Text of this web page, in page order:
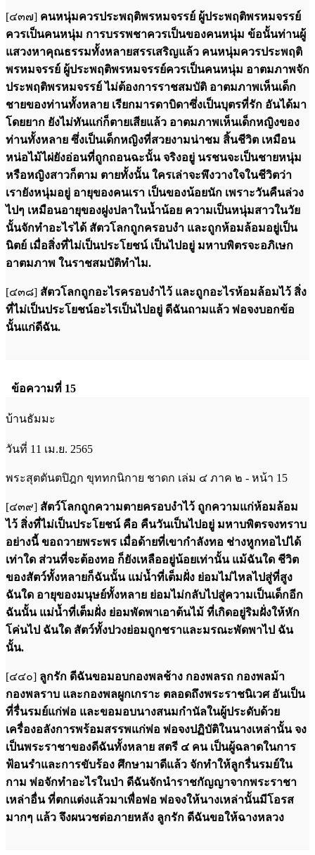
[๔๓๗] คนหนุ่มควรประพฤติพรหมจรรย์ ผู้ประพฤติพรหมจรรย์
ควรเป็นคนหนุ่ม การบรรพชาควรเป็นของคนหนุ่ม ข้อนั้นท่านผู้
แสวงหาคุณธรรมทั้งหลายสรรเสริญแล้ว คนหนุ่มควรประพฤติ
พรหมจรรย์ ผู้ประพฤติพรหมจรรย์ควรเป็นคนหนุ่ม อาตมภาพจัก
ประพฤติพรหมจรรย์ ไม่ต้องการราชสมบัติ อาตมภาพเห็นเด็ก
ชายของท่านทั้งหลาย เรียกมารดาบิดาซึ่งเป็นบุตรที่รัก อันได้มา
โดยยาก ยังไม่ทันแก่ก็ตายเสียแล้ว อาตมภาพเห็นเด็กหญิงของ
ท่านทั้งหลาย ซึ่งเป็นเด็กหญิงที่สวยงามน่าชม สิ้นชีวิต เหมือน
หน่อไม้ไผ่ยังอ่อนที่ถูกถอนฉะนั้น จริงอยู่ นรชนจะเป็นชายหนุ่ม
หรือหญิงสาวก็ตาม ตายทั้งนั้น ใครเล่าจะพึงวางใจในชีวิตว่า
เรายังหนุ่มอยู่ อายุของคนเรา เป็นของน้อยนัก เพราะวันคืนล่วง
ไปๆ เหมือนอายุของฝูงปลาในน้ำน้อย ความเป็นหนุ่มสาวในวัย
นั้นจักทำอะไรได้ สัตวโลกถูกครอบงำ และถูกห้อมล้อมอยู่เป็น
นิตย์ เมื่อสิ่งที่ไม่เป็นประโยชน์ เป็นไปอยู่ มหาบพิตรจะอภิเษก
อาตมภาพ ในราชสมบัติทำไม.
[๔๓๘] สัตวโลกถูกอะไรครอบงำไว้ และถูกอะไรห้อมล้อมไว้ สิ่ง
ที่ไม่เป็นประโยชน์อะไรเป็นไปอยู่ ดีฉันถามแล้ว พ่อจงบอกข้อ
นั้นแก่ดีฉัน.
ข้อความที่ 15
บ้านธัมมะ
วันที่ 11 เม.ย. 2565
พระสุตตันตปิฎก ขุททกนิกาย ชาดก เล่ม ๔ ภาค ๒ - หน้า 15
[๔๓๙] สัตว์โลกถูกความตายครอบงำไว้ ถูกความแก่ห้อมล้อม
ไว้ สิ่งที่ไม่เป็นประโยชน์ คือ คืนวันเป็นไปอยู่ มหาบพิตรจงทราบ
อย่างนี้ ขอถวายพระพร เมื่อด้ายที่เขากำลังทอ ช่างหูกทอไปได้
เท่าใด ส่วนที่จะต้องทอ ก็ยังเหลืออยู่น้อยเท่านั้น แม้ฉันใด ชีวิต
ของสัตว์ทั้งหลายก็ฉันนั้น แม่น้ำที่เต็มฝั่ง ย่อมไม่ไหลไปสู่ที่สูง
ฉันใด อายุของมนุษย์ทั้งหลาย ย่อมไม่กลับไปสู่ความเป็นเด็กอีก
ฉันนั้น แม่น้ำที่เต็มฝั่ง ย่อมพัดพาเอาต้นไม้ ที่เกิดอยู่ริมฝั่งให้หัก
โค่นไป ฉันใด สัตว์ทั้งปวงย่อมถูกชราและมรณะพัดพาไป ฉัน
นั้น.
[๔๔๐] ลูกรัก ดีฉันขอมอบกองพลช้าง กองพลรถ กองพลม้า
กองพลราบ และกองพลผูกเกราะ ตลอดถึงพระราชนิเวศ อันเป็น
ที่รื่นรมย์แก่พ่อ และขอมอบนางสนมกำนัลในผู้ประดับด้วย
เครื่องอลังการพร้อมสรรพแก่พ่อ พ่อจงปฏิบัติในนางเหล่านั้น จง
เป็นพระราชาของดีฉันทั้งหลาย สตรี ๔ คน เป็นผู้ฉลาดในการ
ฟ้อนรำและการขับร้อง ศึกษามาดีแล้ว จักทำให้ลูกรื่นรมย์ใน
กาม พ่อจักทำอะไรในป่า ดีฉันจักนำราชกัญญาจากพระราชา
เหล่าอื่น ที่ตกแต่งแล้วมาเพื่อพ่อ พ่อจงให้นางเหล่านั้นมีโอรส
มากๆ แล้ว จึงผนวชต่อภายหลัง ลูกรัก ดีฉันขอให้ฉางหลวง